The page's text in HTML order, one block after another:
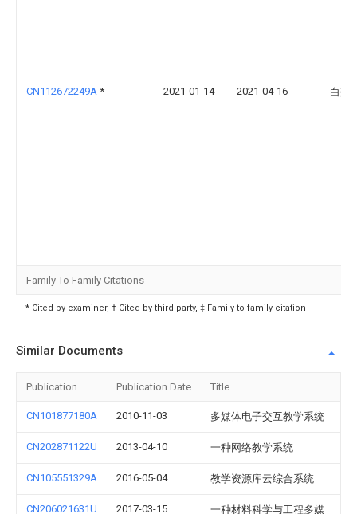
CN112672249A * 2021-01-14 2021-04-16 白建
Family To Family Citations
* Cited by examiner, † Cited by third party, ‡ Family to family citation
Similar Documents
Publication Publication Date Title
CN101877180A 2010-11-03 多媒体电子交互教学系统
CN202871122U 2013-04-10 一种网络教学系统
CN105551329A 2016-05-04 教学资源库云综合系统
CN206021631U 2017-03-15 一种材料科学与工程多媒